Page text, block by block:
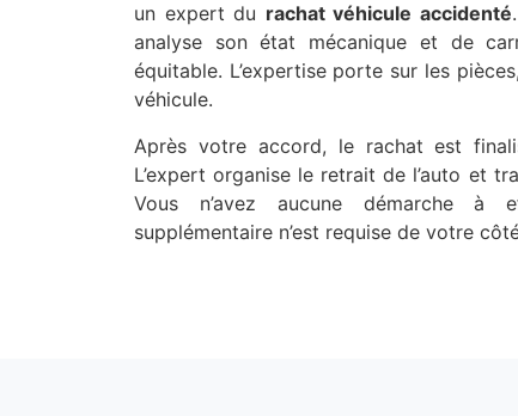
un expert du rachat véhicule accidenté
analyse son état mécanique et de
équitable. L’expertise porte sur les
véhicule.
Après votre accord, le rachat est
L’expert organise le retrait de l’auto et
Vous n’avez aucune démarche à
supplémentaire n’est requise de votre